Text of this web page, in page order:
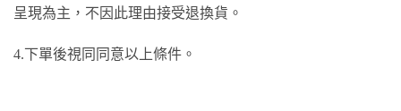
呈現為主，不因此理由接受退換貨。
4.下單後視同同意以上條件。